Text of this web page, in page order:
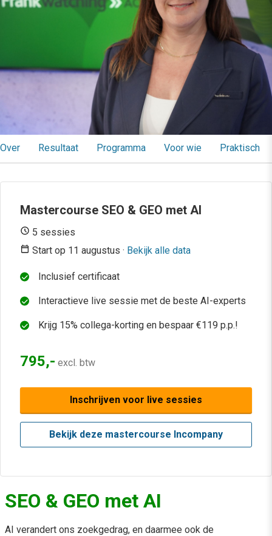
Over Resultaat Programma Voor wie Praktisch
SEO & GEO met AI
AI verandert ons zoekgedrag, en daarmee ook de
Mastercourse SEO & GEO met AI
5 sessies
Start op 11 augustus · Bekijk alle data
Inschrijven voor live sessies
Bekijk deze mastercourse Incompany
795,- excl. btw
Inclusief certificaat
Interactieve live sessie met de beste AI-experts
Krijg 15% collega-korting en bespaar €119 p.p.!